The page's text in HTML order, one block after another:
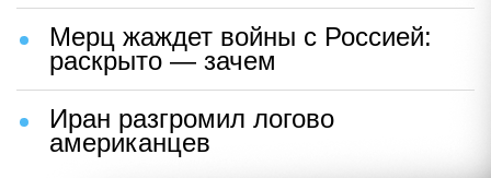
Мерц жаждет войны с Россией:
раскрыто — зачем
Иран разгромил логово
американцев